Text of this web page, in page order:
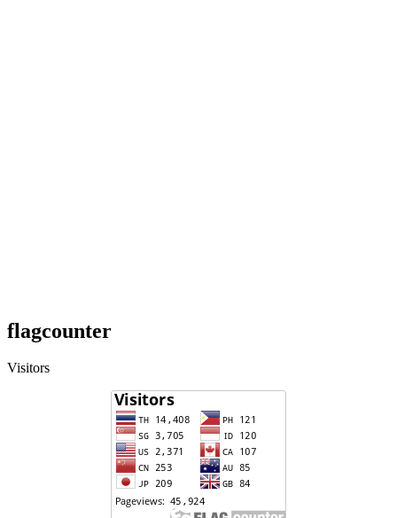
flagcounter
Visitors